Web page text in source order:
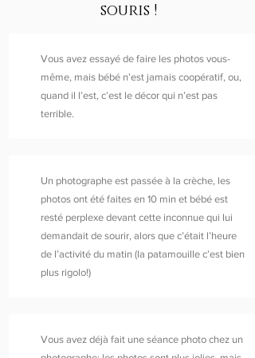
souris !
Vous avez essayé de faire les photos vous-
même, mais bébé n’est jamais coopératif, ou,
quand il l’est, c’est le décor qui n’est pas
terrible.
Un photographe est passée à la crèche, les
photos ont été faites en 10 min et bébé est
resté perplexe devant cette inconnue qui lui
demandait de sourir, alors que c’était l’heure
de l’activité du matin (la patamouille c’est bien
plus rigolo!)
Vous avez déjà fait une séance photo chez un